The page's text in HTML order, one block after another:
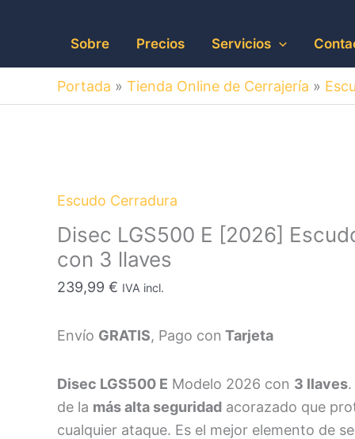
Sobre Precios Servicios
Portada » Tienda Online de Cerrajería »
Escudo Cerradura
Disec LGS500 E [2026]
con 3 llaves
239,99 € IVA incl.
Envío GRATIS, Pago con Tarjeta
Disec LGS500 E Modelo 2026 con 3 llaves
de la más alta seguridad acorazado que
cualquier ataque. Es el mejor elemento de